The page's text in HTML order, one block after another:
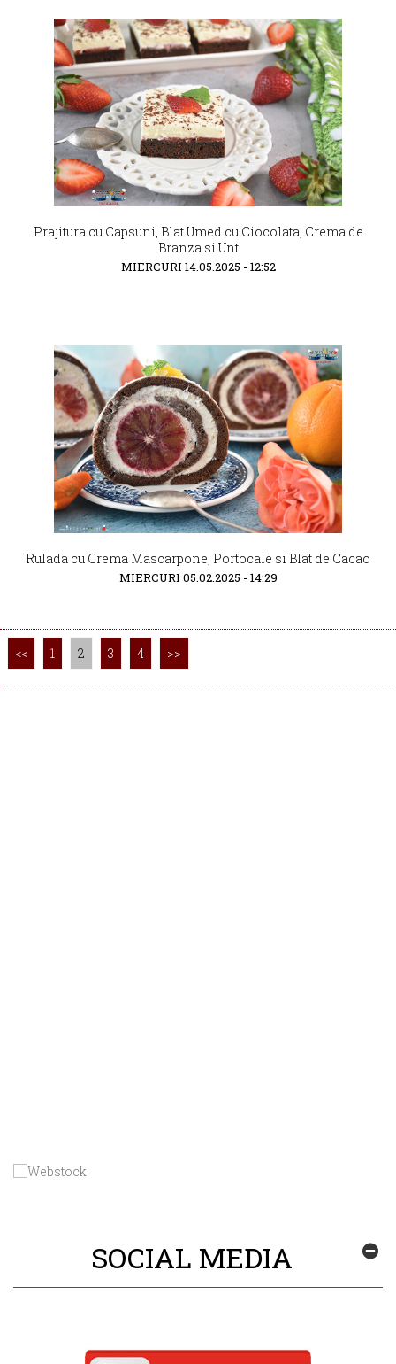
Prajitura cu Capsuni, Blat Umed cu Ciocolata, Crema de
Branza si Unt
MIERCURI 14.05.2025 - 12:52
Rulada cu Crema Mascarpone, Portocale si Blat de Cacao
MIERCURI 05.02.2025 - 14:29
<< 1 2 3 4 >>
SOCIAL MEDIA